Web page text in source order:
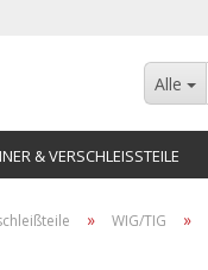
Alle
& VERSCHLEISSTEILE
» WIG/TIG »